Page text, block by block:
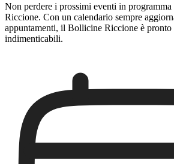
Non perdere i prossimi eventi in
Riccione. Con un calendario sempre
appuntamenti, il Bollicine Riccione è
indimenticabili.